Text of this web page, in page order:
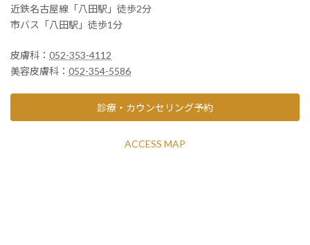
近鉄名古屋線「八田駅」徒歩2分
市バス「八田駅」徒歩1分
皮膚科： 052-353-4112
美容皮膚科： 052-354-5586
診療・カウンセリング予約
ACCESS MAP